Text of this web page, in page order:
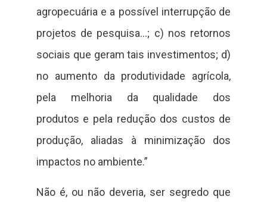
agropecuária e a possível interrupção de
projetos de pesquisa…; c) nos retornos
sociais que geram tais investimentos; d)
no aumento da produtividade agrícola,
pela melhoria da qualidade dos
produtos e pela redução dos custos de
produção, aliadas à minimização dos
impactos no ambiente.”
Não é, ou não deveria, ser segredo que